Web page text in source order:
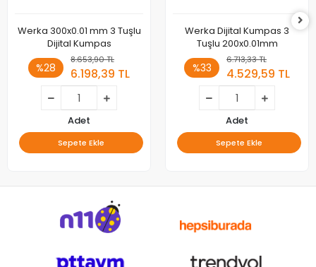
Werka 300x0.01 mm 3 Tuşlu
Dijital Kumpas
%28
8.653,90 TL
6.198,39 TL
Adet
Sepete Ekle
Werka Dijital Kumpas 3
Tuşlu 200x0.01mm
%33
6.713,33 TL
4.529,59 TL
Adet
Sepete Ekle